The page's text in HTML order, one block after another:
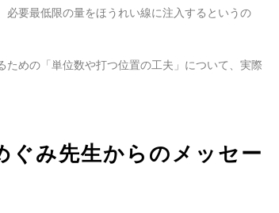
必要最低限の量をほうれい線に注入するというの
めの「単位数や打つ位置の工夫」について、実際
ぐみ先生からのメッセー